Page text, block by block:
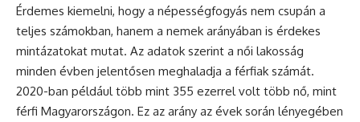
Érdemes kiemelni, hogy a népességfogyás nem csupán a
teljes számokban, hanem a nemek arányában is érdekes
mintázatokat mutat. Az adatok szerint a női lakosság
minden évben jelentősen meghaladja a férfiak számát.
2020-ban például több mint 355 ezerrel volt több nő, mint
férfi Magyarországon. Ez az arány az évek során lényegében